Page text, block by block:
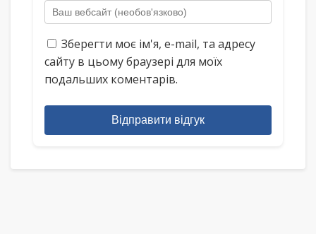
Зберегти моє ім'я, e-mail, та адресу
сайту в цьому браузері для моїх
подальших коментарів.
Відправити відгук